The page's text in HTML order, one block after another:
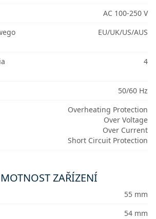
AC 100-250 V
EU/UK/US/AUS
4
50/60 Hz
Overheating Protection
Over Voltage
Over Current
Short Circuit Protection
ZAŘÍZENÍ
55 mm
54 mm